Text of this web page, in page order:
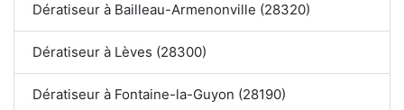
Dératiseur à Bailleau-Armenonville (28320)
Dératiseur à Lèves (28300)
Dératiseur à Fontaine-la-Guyon (28190)